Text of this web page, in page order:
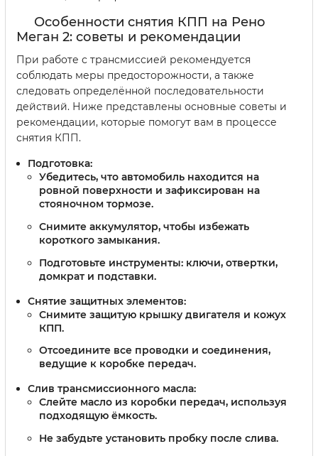
Особенности снятия КПП на Рено
Меган 2: советы и рекомендации
При работе с трансмиссией рекомендуется
соблюдать меры предосторожности, а также
следовать определённой последовательности
действий. Ниже представлены основные советы и
рекомендации, которые помогут вам в процессе
снятия КПП.
Подготовка:
Убедитесь, что автомобиль находится на
ровной поверхности и зафиксирован на
стояночном тормозе.
Снимите аккумулятор, чтобы избежать
короткого замыкания.
Подготовьте инструменты: ключи, отвертки,
домкрат и подставки.
Снятие защитных элементов:
Снимите защитую крышку двигателя и кожух
КПП.
Отсоедините все проводки и соединения,
ведущие к коробке передач.
Слив трансмиссионного масла:
Слейте масло из коробки передач, используя
подходящую ёмкость.
Не забудьте установить пробку после слива.